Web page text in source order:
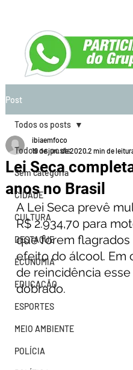
Post
Todos os posts
Sem categoria
CIDADE
CULTURA
DESTAQUE
ECONOMIA
EDUCAÇÃO
ESPORTES
MEIO AMBIENTE
POLÍCIA
Todos os posts
Lei Seca
anos no Brasil
ibiaemfoco
19 de jun. de 2020 2 min de
A Lei Seca prevê
R$ 2.934,70 para
que forem flagrados
efeito do álcool. Em
de reincidência
dobrado.